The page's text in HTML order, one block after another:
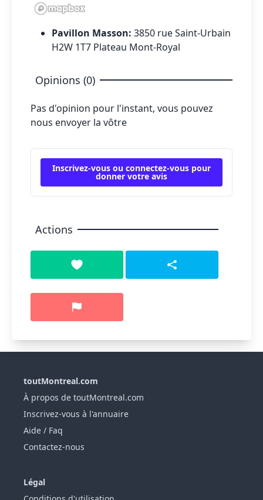
Pavillon Masson: 3850 rue Saint-Urbain
H2W 1T7 Plateau Mont-Royal
Opinions (0)
Pas d'opinion pour l'instant, vous pouvez
nous envoyer la vôtre
Inscrivez-vous ou connectez-vous pour
donner votre avis
Actions
toutMontreal.com
À propos de toutMontreal.com
Inscrivez-vous à l'annuaire
Aide / Faq
Contactez-nous
Légal